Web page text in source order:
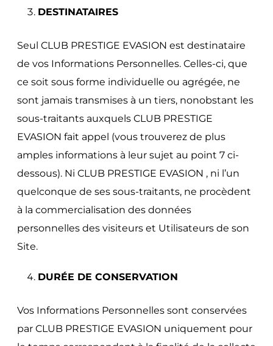
DESTINATAIRES
Seul CLUB PRESTIGE EVASION est destinataire
de vos Informations Personnelles. Celles-ci, que
ce soit sous forme individuelle ou agrégée, ne
sont jamais transmises à un tiers, nonobstant les
sous-traitants auxquels CLUB PRESTIGE
EVASION fait appel (vous trouverez de plus
amples informations à leur sujet au point 7 ci-
dessous). Ni CLUB PRESTIGE EVASION , ni l’un
quelconque de ses sous-traitants, ne procèdent
à la commercialisation des données
personnelles des visiteurs et Utilisateurs de son
Site.
DURÉE DE CONSERVATION
Vos Informations Personnelles sont conservées
par CLUB PRESTIGE EVASION uniquement pour